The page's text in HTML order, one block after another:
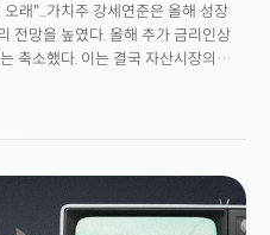
들과 계약한 정부에 대한 경고일 수
러시아가 우크라이나 침공 당시
정보기관들 역시 이번에는 놀란
관은 현재 미국 워싱턴, 중국의 대만
래"...가치주 강세연준은 올해 성장
전망을 높였다. 올해 추가 금리인상
축소했다. 이는 결국 자산시장의
성이 커지며 장기 중립금리를
가능성은 사실상 일축했다. 이는
라는 점을 의미하면서 경기
상대적으로 탄력적인 모습을 보였고